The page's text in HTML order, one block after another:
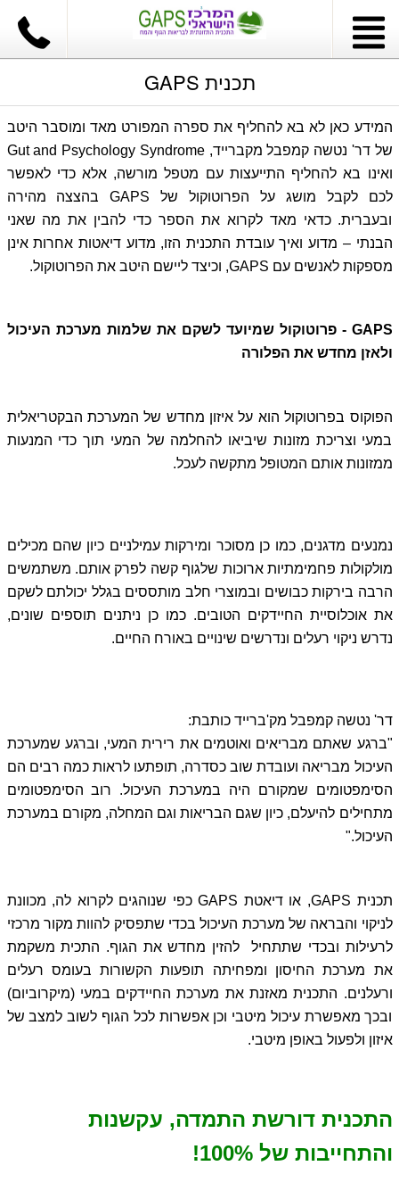
תכנית GAPS
המידע כאן לא בא להחליף את ספרה המפורט מאד ומוסבר היטב
של דר' נטשה קמפבל מקברייד, Gut and Psychology Syndrome
ואינו בא להחליף התייעצות עם מטפל מורשה, אלא כדי לאפשר
לכם לקבל מושג על הפרוטוקול של GAPS בהצצה מהירה
ובעברית. כדאי מאד לקרוא את הספר כדי להבין את מה שאני
הבנתי – מדוע ואיך עובדת התכנית הזו, מדוע דיאטות אחרות אינן
מספקות לאנשים עם GAPS, וכיצד ליישם היטב את הפרוטוקול.
GAPS - פרוטוקול שמיועד לשקם את שלמות מערכת העיכול
ולאזן מחדש את הפלורה
הפוקוס בפרוטוקול הוא על איזון מחדש של המערכת הבקטריאלית
במעי וצריכת מזונות שיביאו להחלמה של המעי תוך כדי המנעות
ממזונות אותם המטופל מתקשה לעכל.
נמנעים מדגנים, כמו כן מסוכר ומירקות עמילניים כיון שהם מכילים
מולקולות פחמימתיות ארוכות שלגוף קשה לפרק אותם. משתמשים
הרבה בירקות כבושים ובמוצרי חלב מותססים בגלל יכולתם לשקם
את אוכלוסיית החיידקים הטובים. כמו כן ניתנים תוספים שונים,
נדרש ניקוי רעלים ונדרשים שינויים באורח החיים.
דר' נטשה קמפבל מק'ברייד כותבת:
"ברגע שאתם מבריאים ואוטמים את רירית המעי, וברגע שמערכת
העיכול מבריאה ועובדת שוב כסדרה, תופתעו לראות כמה רבים הם
הסימפטומים שמקורם היה במערכת העיכול. רוב הסימפטומים
מתחילים להיעלם, כיון שגם הבריאות וגם המחלה, מקורם במערכת
העיכול."
תכנית GAPS, או דיאטת GAPS כפי שנוהגים לקרוא לה, מכוונת
לניקוי והבראה של מערכת העיכול בכדי שתפסיק להוות מקור מרכזי
לרעילות ובכדי שתתחיל להזין מחדש את הגוף. התכית משקמת
את מערכת החיסון ומפחיתה תופעות הקשורות בעומס רעלים
ורעלנים. התכנית מאזנת את מערכת החיידקים במעי (מיקרוביום)
ובכך מאפשרת עיכול מיטבי וכן אפשרות לכל הגוף לשוב למצב של
איזון ולפעול באופן מיטבי.
התכנית דורשת התמדה, עקשנות
והתחייבות של 100%!